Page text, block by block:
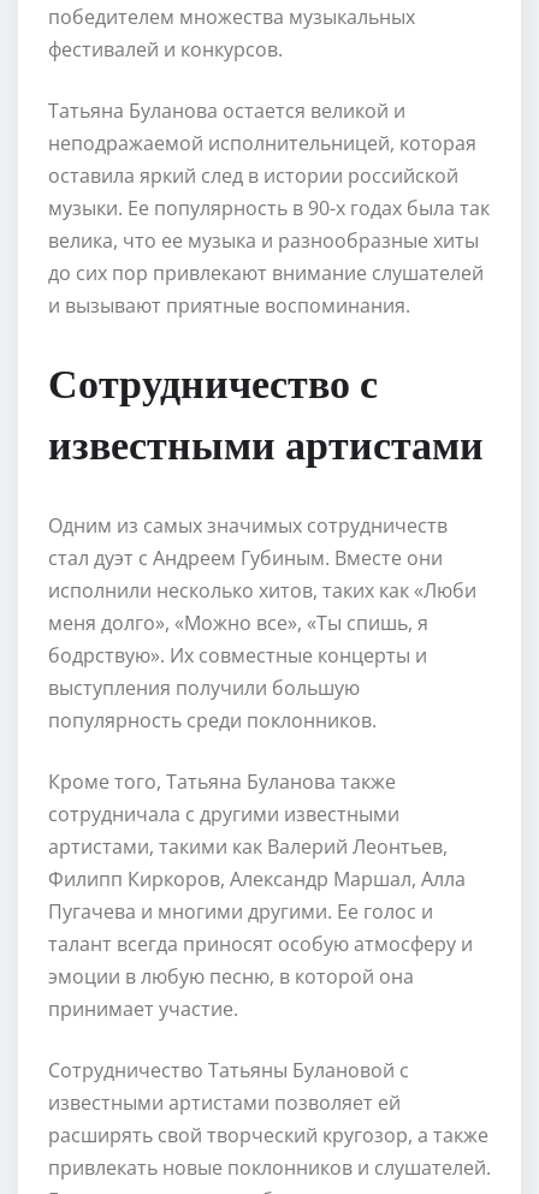
победителем множества музыкальных
фестивалей и конкурсов.
Татьяна Буланова остается великой и
неподражаемой исполнительницей, которая
оставила яркий след в истории российской
музыки. Ее популярность в 90-х годах была так
велика, что ее музыка и разнообразные хиты
до сих пор привлекают внимание слушателей
и вызывают приятные воспоминания.
Сотрудничество с
известными артистами
Одним из самых значимых сотрудничеств
стал дуэт с Андреем Губиным. Вместе они
исполнили несколько хитов, таких как «Люби
меня долго», «Можно все», «Ты спишь, я
бодрствую». Их совместные концерты и
выступления получили большую
популярность среди поклонников.
Кроме того, Татьяна Буланова также
сотрудничала с другими известными
артистами, такими как Валерий Леонтьев,
Филипп Киркоров, Александр Маршал, Алла
Пугачева и многими другими. Ее голос и
талант всегда приносят особую атмосферу и
эмоции в любую песню, в которой она
принимает участие.
Сотрудничество Татьяны Булановой с
известными артистами позволяет ей
расширять свой творческий кругозор, а также
привлекать новые поклонников и слушателей.